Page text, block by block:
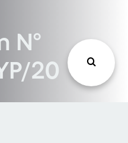
N°
20